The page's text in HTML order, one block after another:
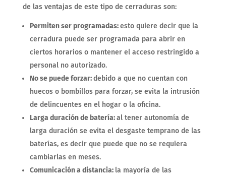
de las ventajas de este tipo de cerraduras son:
Permiten ser programadas:esto quiere decir que la
cerradura puede ser programada para abrir en
ciertos horarios o mantener el acceso restringido a
personal no autorizado.
No se puede forzar:debido a que no cuentan con
huecos o bombillos para forzar, se evita la intrusión
de delincuentes en el hogar o la oficina.
Larga duración de batería:al tener autonomía de
larga duración se evita el desgaste temprano de las
baterías, es decir que puede que no se requiera
cambiarlas en meses.
Comunicación a distancia: la mayoría de las